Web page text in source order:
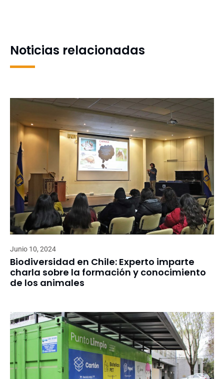
Noticias relacionadas
Junio 10, 2024
Biodiversidad en Chile: Experto imparte
charla sobre la formación y conocimiento
de los animales